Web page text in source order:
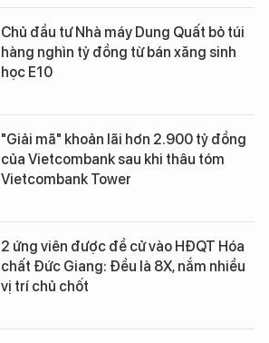
Chủ đầu tư Nhà máy Dung Quất bỏ túi
hàng nghìn tỷ đồng từ bán xăng sinh
học E10
"Giải mã" khoản lãi hơn 2.900 tỷ đồng
của Vietcombank sau khi thâu tóm
Vietcombank Tower
2 ứng viên được đề cử vào HĐQT Hóa
chất Đức Giang: Đều là 8X, nắm nhiều
vị trí chủ chốt